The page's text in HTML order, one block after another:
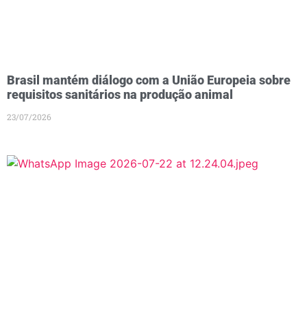
Brasil mantém diálogo com a União Europeia sobre
requisitos sanitários na produção animal
23/07/2026